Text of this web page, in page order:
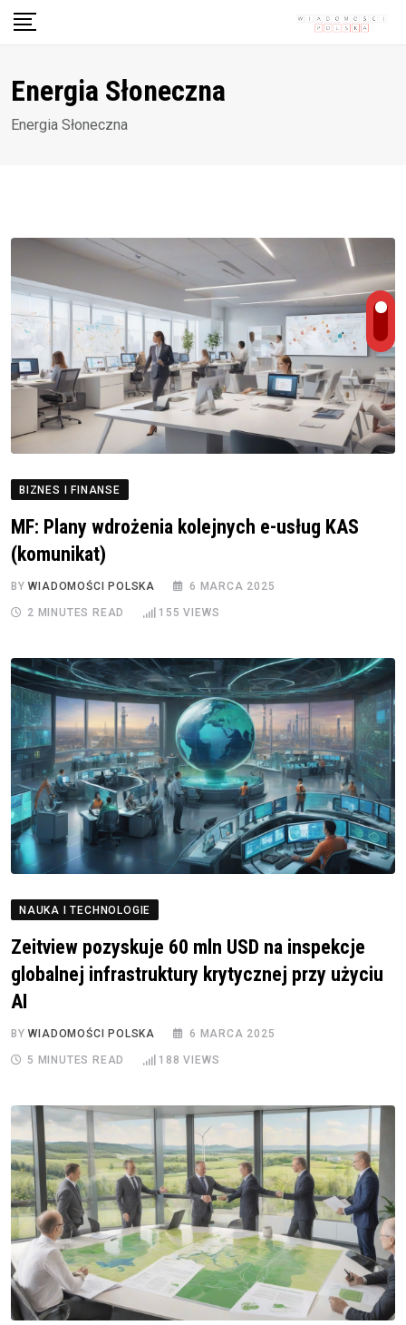
Skip
Energia Słoneczna
Energia Słoneczna
BIZNES I FINANSE
MF: Plany wdrożenia kolejnych e-usług KAS
(komunikat)
BYWIADOMOŚCI POLSKA 6 MARCA 2025
2 MINUTES READ 155 VIEWS
NAUKA I TECHNOLOGIE
Zeitview pozyskuje 60 mln USD na inspekcje
globalnej infrastruktury krytycznej przy użyciu
AI
BYWIADOMOŚCI POLSKA 6 MARCA 2025
5 MINUTES READ 188 VIEWS